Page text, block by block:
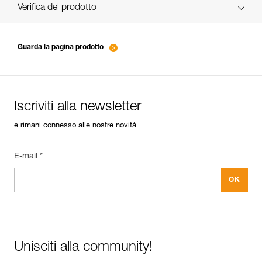
verif-EPI-poulies-procedure-IT
Verifica del prodotto
Guarda la pagina prodotto
Iscriviti alla newsletter
e rimani connesso alle nostre novità
E-mail *
Unisciti alla community!